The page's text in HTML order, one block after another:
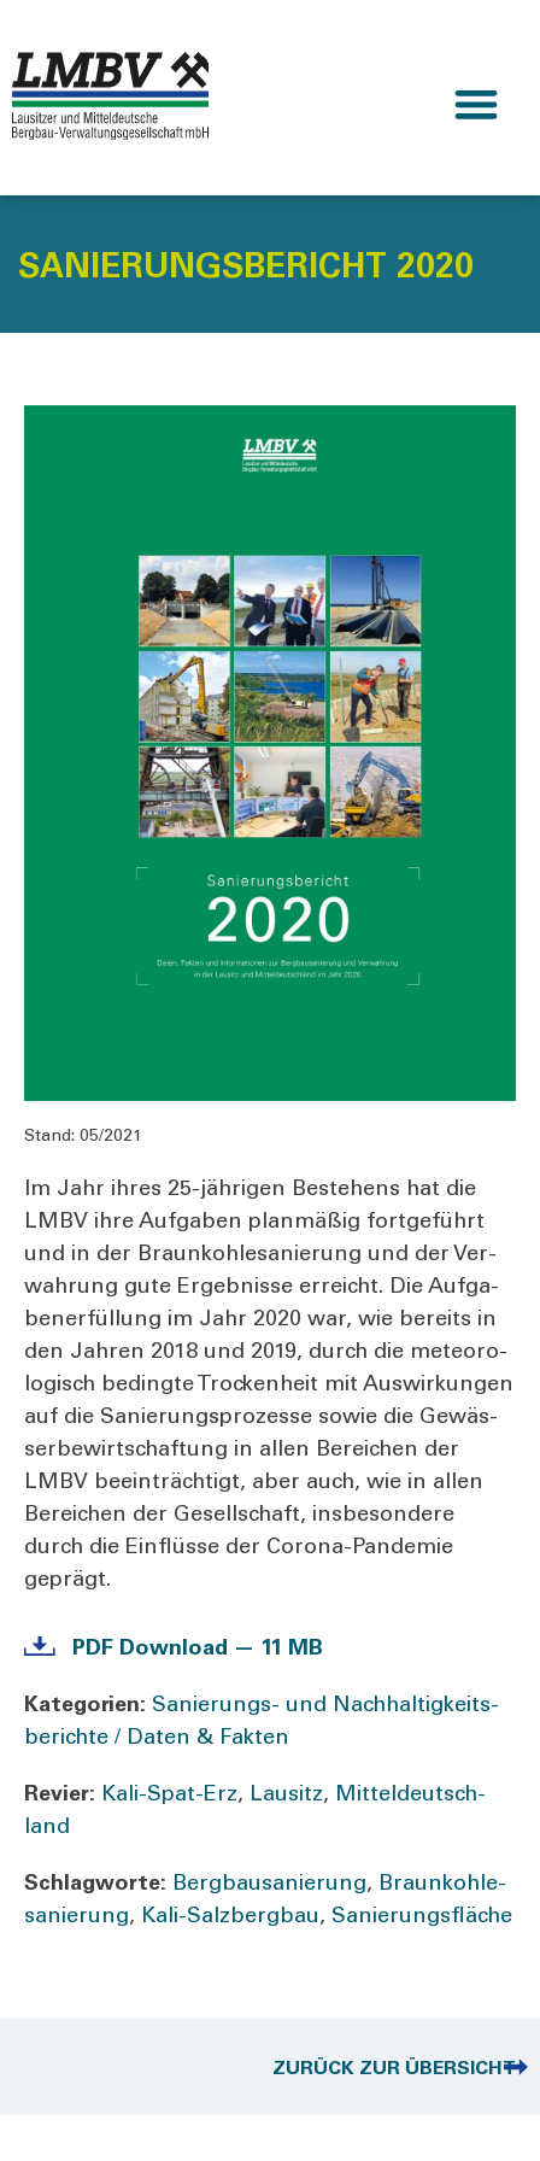
SANIERUNGSBERICHT 2020
Stand: 05/2021
Im Jahr ihres 25-jäh­ri­gen Bestehens hat die
LMBV ihre Auf­ga­ben plan­mä­ßig fort­ge­führt
und in der Braun­koh­le­sa­nie­rung und der Ver­
wah­rung gute Ergeb­nis­se erreicht. Die Auf­ga­
ben­er­fül­lung im Jahr 2020 war, wie bereits in
den Jah­ren 2018 und 2019, durch die meteo­ro­
lo­gisch beding­te Tro­cken­heit mit Aus­wir­kun­gen
auf die Sanie­rungs­pro­zes­se sowie die Gewäs­
ser­be­wirt­schaf­tung in allen Berei­chen der
LMBV beein­träch­tigt, aber auch, wie in allen
Berei­chen der Gesell­schaft, ins­be­son­de­re
durch die Ein­flüs­se der Coro­na-Pan­de­mie
geprägt.
PDF Down­load — 11 MB
Kate­go­rien: ­Sa­nie­rungs- und Nach­hal­tig­keits­
be­rich­te / Daten & Fak­ten
Revier: Kali-Spat-Erz, Lau­sitz, Mit­tel­deutsch­
land
Schlag­wor­te: Berg­bau­sa­nie­rung, Braun­koh­le­
sa­nie­rung, Kali-Sal­z­­ber­g­­bau, Sanie­rungs­flä­che
ZURÜCK ZUR ÜBERSICHT